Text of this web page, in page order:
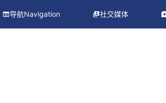
导航Navigation 社交媒体